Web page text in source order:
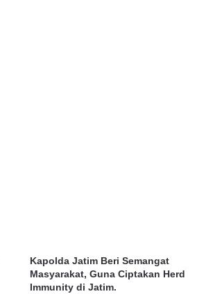
Kapolda Jatim Beri Semangat
Masyarakat, Guna Ciptakan Herd
Immunity di Jatim.